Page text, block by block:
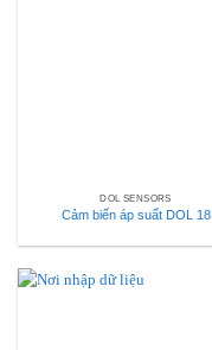
DOL SENSORS
Cảm biến áp suất DOL 18